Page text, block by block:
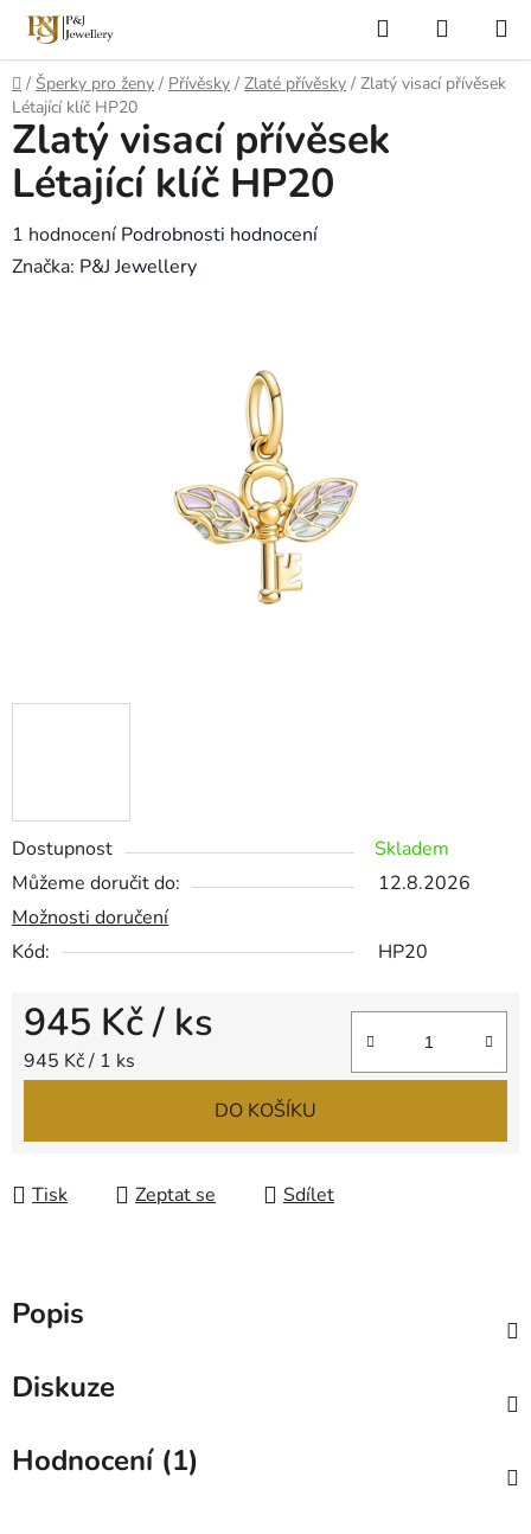
Přejít
obsah
Hledat
KOŠÍK
Domů
/ Šperky pro ženy / Přívěsky / Zlaté přívěsky / Zlatý visací přívěsek
Létající klíč HP20
Dostupnost
Skladem
Můžeme doručit do:
12.8.2026
Možnosti doručení
Kód:
HP20
945 Kč/ ks
Měrná cena:
945 Kč / 1 ks
DO KOŠÍKU
Tisk Zeptat se Sdílet
Zlatý visací přívěsek
Létající klíč HP20
Průměrné
hodnocení
1 hodnocení Podrobnosti hodnocení
Značka: P&J Jewellery
Popis
Diskuze
Hodnocení (1)